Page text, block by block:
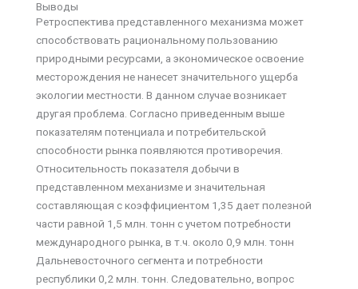
Выводы
Ретроспектива представленного механизма может
способствовать рациональному пользованию
природными ресурсами, а экономическое освоение
месторождения не нанесет значительного ущерба
экологии местности. В данном случае возникает
другая проблема. Согласно приведенным выше
показателям потенциала и потребительской
способности рынка появляются противоречия.
Относительность показателя добычи в
представленном механизме и значительная
составляющая с коэффициентом 1,35 дает полезной
части равной 1,5 млн. тонн с учетом потребности
международного рынка, в т.ч. около 0,9 млн. тонн
Дальневосточного сегмента и потребности
республики 0,2 млн. тонн. Следовательно, вопрос